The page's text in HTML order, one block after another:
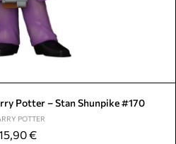
Potter – Stan Shunpike #170
POTTER
€